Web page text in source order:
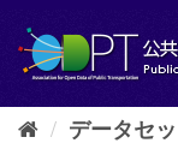
し
データセ